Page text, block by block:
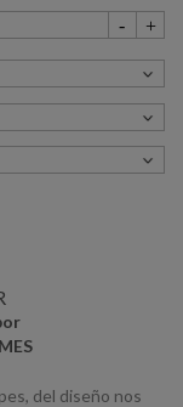
del diseño nos